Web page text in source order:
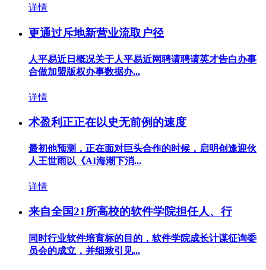
详情
更通过斥地新营业流取户径
人平易近日概况关于人平易近网聘请聘请英才告白办事
合做加盟版权办事数据办...
详情
术盈利正正在以史无前例的速度
最初他预测，正在面对巨头合作的时候，启明创逢迎伙
人王世雨以《AI海潮下消...
详情
来自全国21所高校的软件学院担任人、行
同时行业软件培育标的目的，软件学院成长计谋征询委
员会的成立，并细致引见...